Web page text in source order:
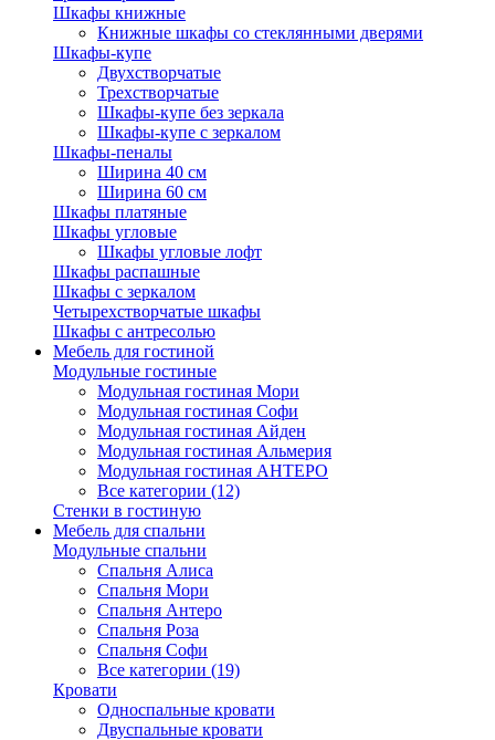
Шкафы книжные
Книжные шкафы со стеклянными дверями
Шкафы-купе
Двухстворчатые
Трехстворчатые
Шкафы-купе без зеркала
Шкафы-купе с зеркалом
Шкафы-пеналы
Ширина 40 см
Ширина 60 см
Шкафы платяные
Шкафы угловые
Шкафы угловые лофт
Шкафы распашные
Шкафы с зеркалом
Четырехстворчатые шкафы
Шкафы с антресолью
Мебель для гостиной
Модульные гостиные
Модульная гостиная Мори
Модульная гостиная Софи
Модульная гостиная Айден
Модульная гостиная Альмерия
Модульная гостиная АНТЕРО
Все категории (12)
Стенки в гостиную
Мебель для спальни
Модульные спальни
Спальня Алиса
Спальня Мори
Спальня Антеро
Спальня Роза
Спальня Софи
Все категории (19)
Кровати
Односпальные кровати
Двуспальные кровати